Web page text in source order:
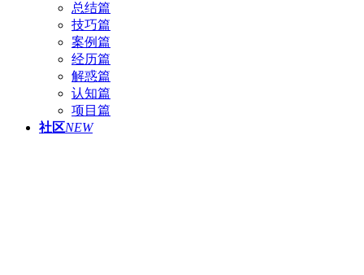
总结篇
技巧篇
案例篇
经历篇
解惑篇
认知篇
项目篇
社区NEW